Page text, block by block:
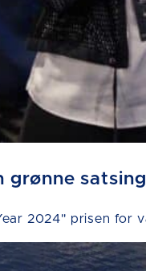
grønne satsing
2024" prisen for